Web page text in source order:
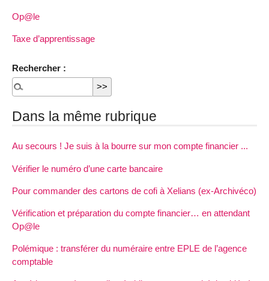
Op@le
Taxe d’apprentissage
Rechercher :
Dans la même rubrique
Au secours ! Je suis à la bourre sur mon compte financier ...
Vérifier le numéro d’une carte bancaire
Pour commander des cartons de cofi à Xelians (ex-Archivéco)
Vérification et préparation du compte financier… en attendant
Op@le
Polémique : transférer du numéraire entre EPLE de l’agence
comptable